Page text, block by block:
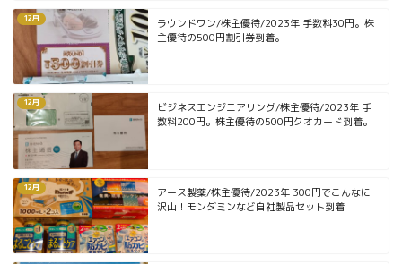
12月
ラウンドワン/株主優待/2023年 手数料30円。株
主優待の500円割引券到着。
12月
ビジネスエンジニアリング/株主優待/2023年 手
数料200円。株主優待の500円クオカード到着。
12月
アース製薬/株主優待/2023年 300円でこんなに
沢山！モンダミンなど自社製品セット到着